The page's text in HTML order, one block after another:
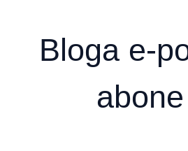
Bloga e-